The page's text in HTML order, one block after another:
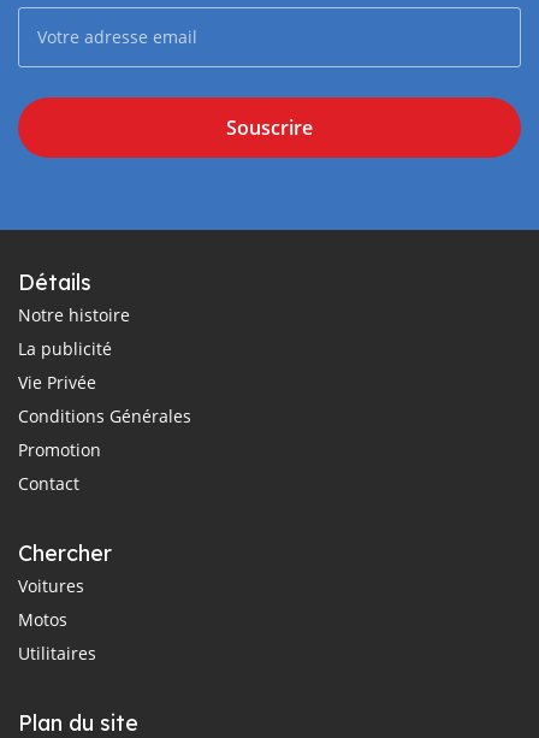
Souscrire
Détails
Notre histoire
La publicité
Vie Privée
Conditions Générales
Promotion
Contact
Chercher
Voitures
Motos
Utilitaires
Plan du site